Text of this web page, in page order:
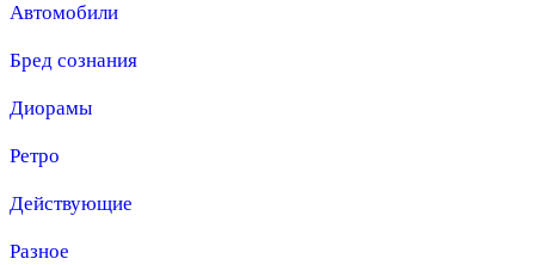
Автомобили
Бред сознания
Диорамы
Ретро
Действующие
Разное